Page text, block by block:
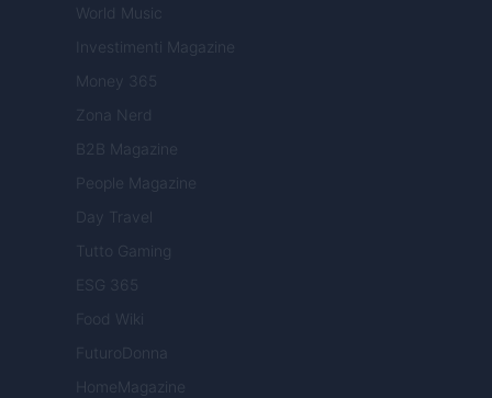
World Music
Investimenti Magazine
Money 365
Zona Nerd
B2B Magazine
People Magazine
Day Travel
Tutto Gaming
ESG 365
Food Wiki
FuturoDonna
HomeMagazine